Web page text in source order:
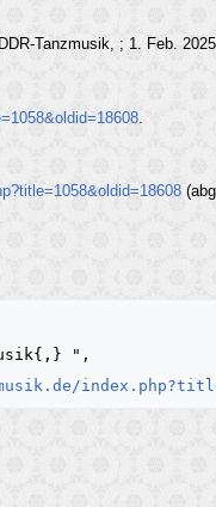
Tanzmusik, ; 1. Feb.
.